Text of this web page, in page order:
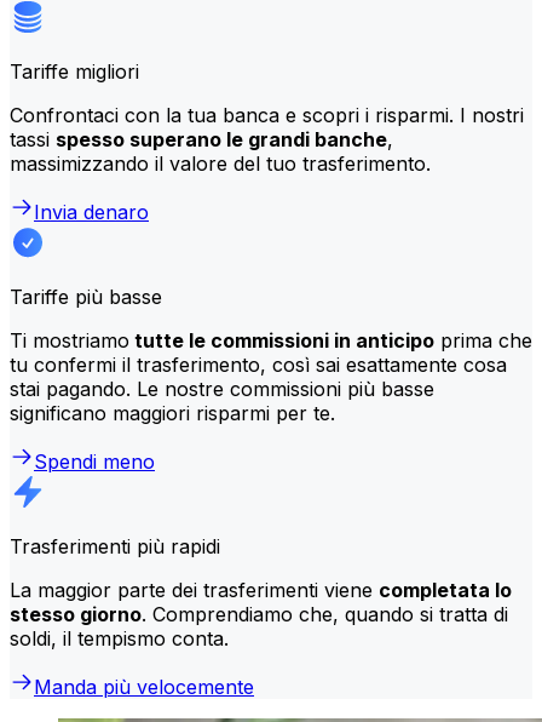
Tariffe migliori
Confrontaci con la tua banca e scopri i risparmi. I nostri
tassi spesso superano le grandi banche,
massimizzando il valore del tuo trasferimento.
Invia denaro
Tariffe più basse
Ti mostriamo tutte le commissioni in anticipo prima che
tu confermi il trasferimento, così sai esattamente cosa
stai pagando. Le nostre commissioni più basse
significano maggiori risparmi per te.
Spendi meno
Trasferimenti più rapidi
La maggior parte dei trasferimenti viene completata lo
stesso giorno. Comprendiamo che, quando si tratta di
soldi, il tempismo conta.
Manda più velocemente